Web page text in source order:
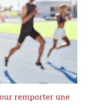
remporter une